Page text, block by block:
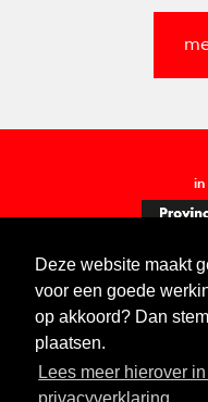
Deze website maakt
voor een goede
op akkoord? Dan
plaatsen.
Lees meer hierover
in
Contact